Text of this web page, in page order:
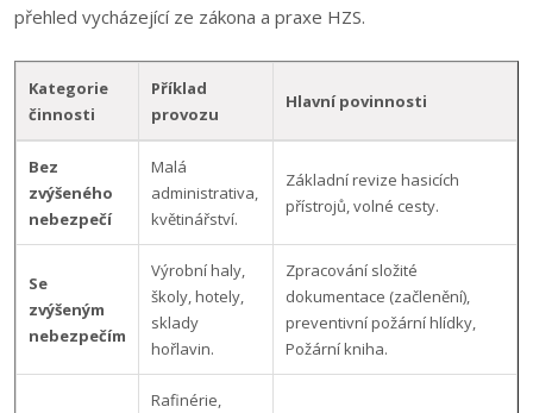
přehled vycházející ze zákona a praxe HZS.
Kategorie
činnosti
Příklad
provozu
Hlavní povinnosti
Bez
zvýšeného
nebezpečí
Malá
administrativa,
květinářství.
Základní revize hasicích
přístrojů, volné cesty.
Se
zvýšeným
nebezpečím
Výrobní haly,
školy, hotely,
sklady
hořlavin.
Zpracování složité
dokumentace (začlenění),
preventivní požární hlídky,
Požární kniha.
Rafinérie,